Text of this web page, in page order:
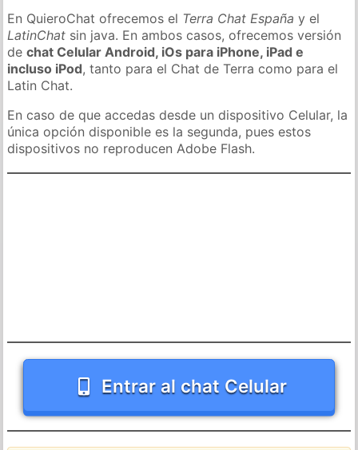
En QuieroChat ofrecemos el Terra Chat España y el
LatinChat sin java. En ambos casos, ofrecemos versión
dechat Celular Android, iOs para iPhone, iPad e
incluso iPod, tanto para el Chat de Terra como para el
Latin Chat.
En caso de que accedas desde un dispositivo Celular, la
única opción disponible es la segunda, pues estos
dispositivos no reproducen Adobe Flash.
Entrar al chat Celular